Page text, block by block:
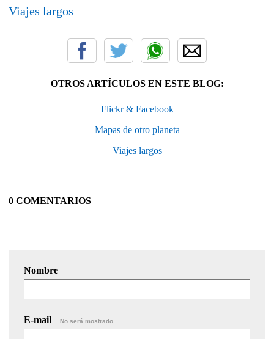
Viajes largos
OTROS ARTÍCULOS EN ESTE BLOG:
Flickr & Facebook
Mapas de otro planeta
Viajes largos
0 COMENTARIOS
Nombre
E-mail No será mostrado.